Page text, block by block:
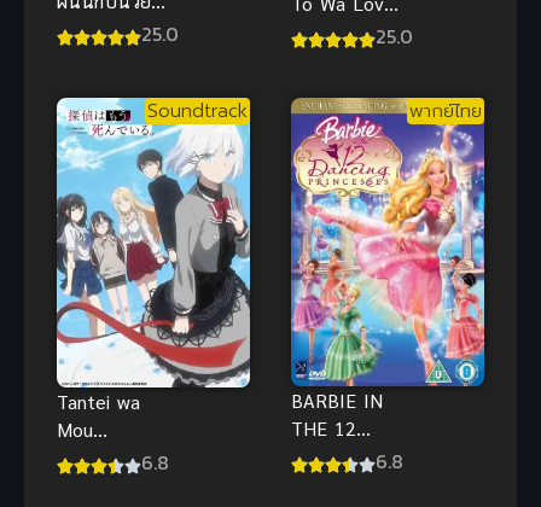
ซน ซับไทย25.0
Comedy Ni25.0
Soundtrack
Tantei wa
Mou
Shindeiru 6.8
พากย์ไทย
BARBIE IN
THE 12
DANCING 6.8